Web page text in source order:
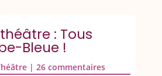
: Tous
Bleue !
| 26 commentaires